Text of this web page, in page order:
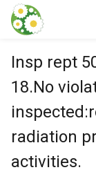
本文に飛ぶ
Insp rept
18.No
radiation
activities.